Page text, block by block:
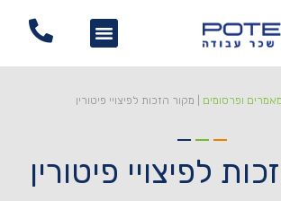
מאמרים ופרסומים מקור הזכות לפיצויי פיטורין
לפיצויי פיטורין